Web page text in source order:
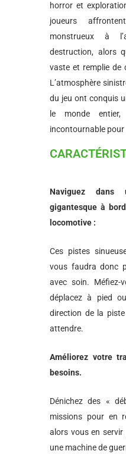
horror et
joueurs
monstrueux à
destruction, alors
vaste et remplie de
L’atmosphère
du jeu ont conquis
le monde
incontournable pour
Naviguez
gigantesque à
locomotive :
Ces pistes
vous faudra donc
avec soin. Méfiez-
déplacez à pied
direction de la
attendre.
Améliorez votre
besoins.
Dénichez des «
missions pour en
alors vous en
une machine de